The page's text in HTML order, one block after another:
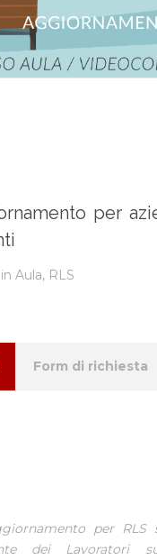
per
Aula, RLS
Form di richiesta
per RLS
dei Lavoratori